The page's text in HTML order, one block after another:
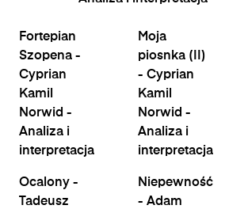
Fortepian
Szopena -
Cyprian
Kamil
Norwid -
Analiza i
interpretacja
Ocalony -
Tadeusz
Moja
piosnka (II)
- Cyprian
Kamil
Norwid -
Analiza i
interpretacja
Niepewność
- Adam